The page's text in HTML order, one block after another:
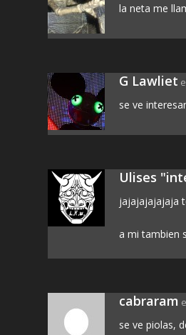
la neta me
G Lawliet
se ve
Ulises
jajajajajajaja
a mi tambien
cabraram
se ve piolas,